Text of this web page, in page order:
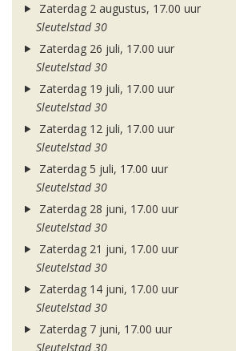
Zaterdag 2 augustus, 17.00 uur
Sleutelstad 30
Zaterdag 26 juli, 17.00 uur
Sleutelstad 30
Zaterdag 19 juli, 17.00 uur
Sleutelstad 30
Zaterdag 12 juli, 17.00 uur
Sleutelstad 30
Zaterdag 5 juli, 17.00 uur
Sleutelstad 30
Zaterdag 28 juni, 17.00 uur
Sleutelstad 30
Zaterdag 21 juni, 17.00 uur
Sleutelstad 30
Zaterdag 14 juni, 17.00 uur
Sleutelstad 30
Zaterdag 7 juni, 17.00 uur
Sleutelstad 30